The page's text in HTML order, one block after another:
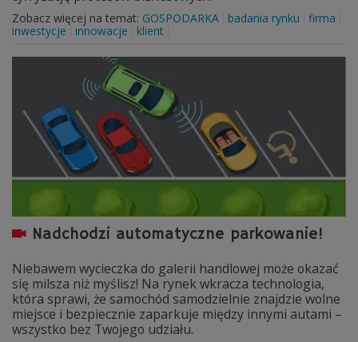
Zobacz więcej na temat: GOSPODARKA badania rynku
firma
inwestycje
innowacje klient
Nadchodzi automatyczne parkowanie!
Niebawem wycieczka do galerii handlowej może okazać
się milsza niż myślisz! Na rynek wkracza technologia,
która sprawi, że samochód samodzielnie znajdzie wolne
miejsce i bezpiecznie zaparkuje między innymi autami –
wszystko bez Twojego udziału.